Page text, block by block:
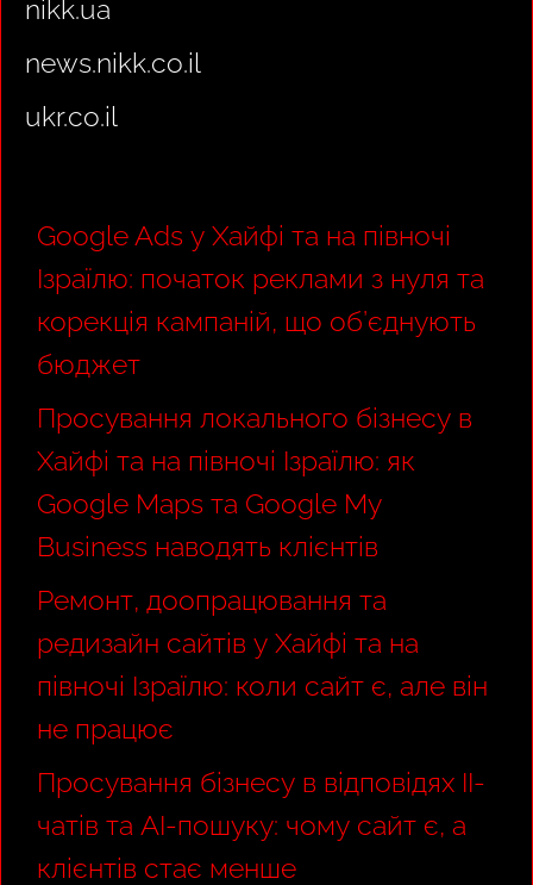
nikk.ua
news.nikk.co.il
ukr.co.il
Google Ads у Хайфі та на півночі
Ізраїлю: початок реклами з нуля та
корекція кампаній, що об’єднують
бюджет
Просування локального бізнесу в
Хайфі та на півночі Ізраїлю: як
Google Maps та Google My
Business наводять клієнтів
Ремонт, доопрацювання та
редизайн сайтів у Хайфі та на
півночі Ізраїлю: коли сайт є, але він
не працює
Просування бізнесу в відповідях ІІ-
чатів та AI-пошуку: чому сайт є, а
клієнтів стає менше